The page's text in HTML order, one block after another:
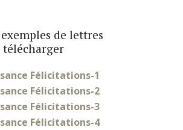
de lettres
télécharger
Félicitations-1
Félicitations-2
Félicitations-3
Félicitations-4